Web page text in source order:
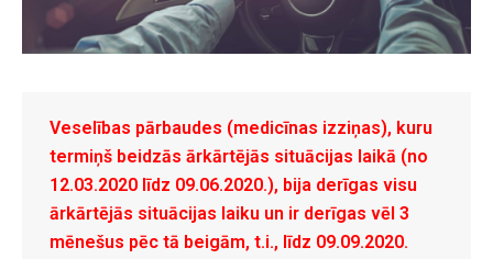
Veselības pārbaudes (medicīnas izziņas), kuru
termiņš beidzās ārkārtējās situācijas laikā (no
12.03.2020 līdz 09.06.2020.), bija derīgas visu
ārkārtējās situācijas laiku un ir derīgas vēl 3
mēnešus pēc tā beigām, t.i., līdz 09.09.2020.